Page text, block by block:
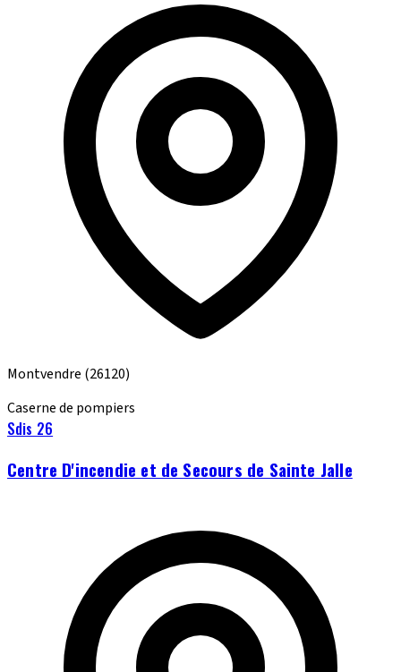
Montvendre (26120)
Caserne de pompiers
Sdis 26
Centre D'incendie et de Secours de Sainte Jalle